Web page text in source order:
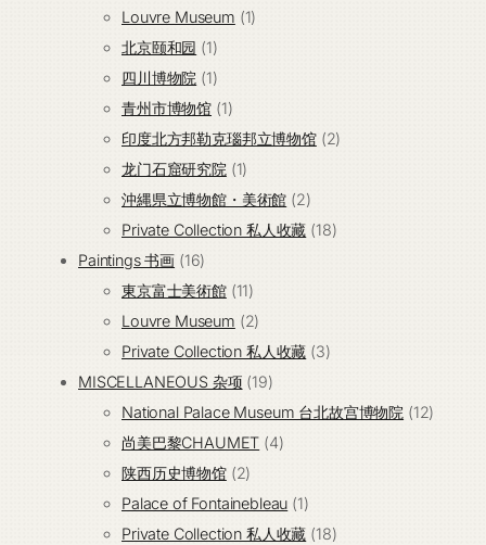
品
个
Louvre Museum 11
北京颐和园 11
个
产
品
四川博物院 11
个
产
品
青州市博物馆 11
个
产
品
印度北方邦勒克瑙邦立博物馆 22
品
龙门石窟研究院 11
个
产
沖縄県立博物館・美術館 22
个
Private Collection 私人收藏 1818
Paintings 书画 1616
个
产
品
東京富士美術館 1111
个
产
品
Louvre Museum 22
个
产
品
Private Collection 私人收藏 33
产
MISCELLANEOUS 杂项 1919
个
产
National Palace Museum 台北故宫博物院 1212
尚美巴黎CHAUMET 44
产
品
陕西历史博物馆 22
个
产
Palace of Fontainebleau 11
个
Private Collection 私人收藏 1818